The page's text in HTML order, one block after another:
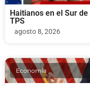
Haitianos en el Sur
TPS
agosto 8, 2026
Economia